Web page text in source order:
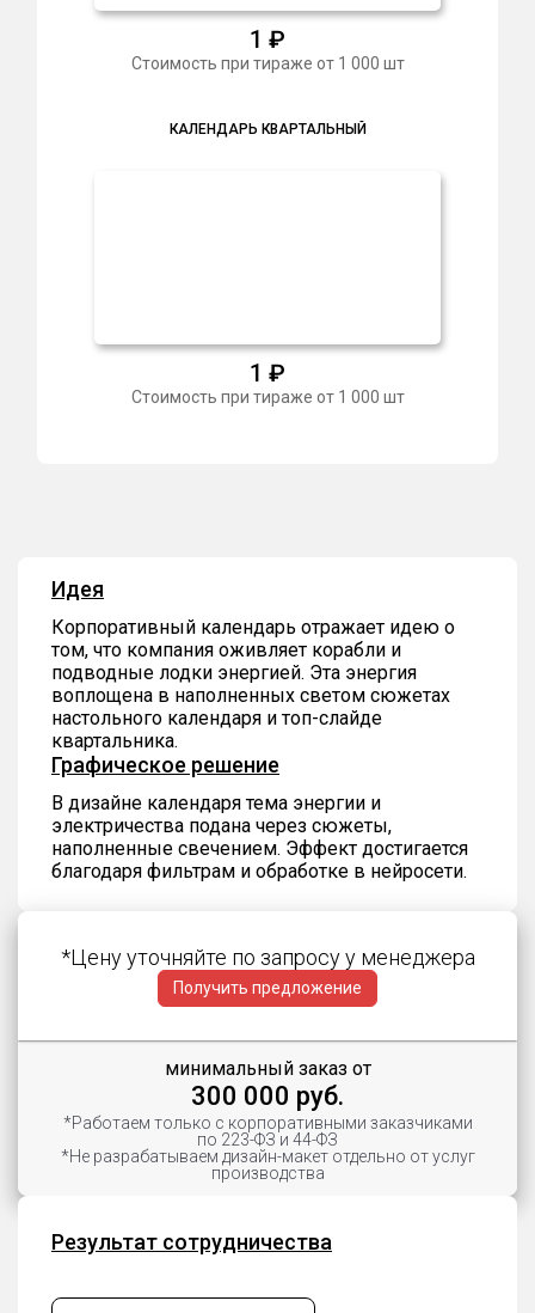
1 ₽
Стоимость при тираже от 1 000 шт
КАЛЕНДАРЬ КВАРТАЛЬНЫЙ
1 ₽
Стоимость при тираже от 1 000 шт
Идея
Корпоративный календарь отражает идею о
том, что компания оживляет корабли и
подводные лодки энергией. Эта энергия
воплощена в наполненных светом сюжетах
настольного календаря и топ-слайде
квартальника.
Графическое решение
В дизайне календаря тема энергии и
электричества подана через сюжеты,
наполненные свечением. Эффект достигается
благодаря фильтрам и обработке в нейросети.
*Цену уточняйте по запросу у менеджера
Получить предложение
минимальный заказ от
300 000 руб.
*Работаем только с корпоративными заказчиками
по 223-ФЗ и 44-ФЗ
*Не разрабатываем дизайн-макет отдельно от услуг
производства
Результат сотрудничества